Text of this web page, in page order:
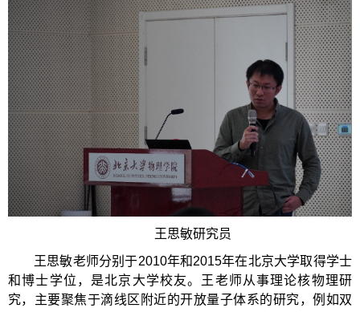
王思敏研究员
王思敏老师分别于2010年和2015年在北京大学取得学士
和博士学位，是北京大学校友。王老师从事理论核物理研
究，主要聚焦于滴线区附近的开放量子体系的研究，例如双